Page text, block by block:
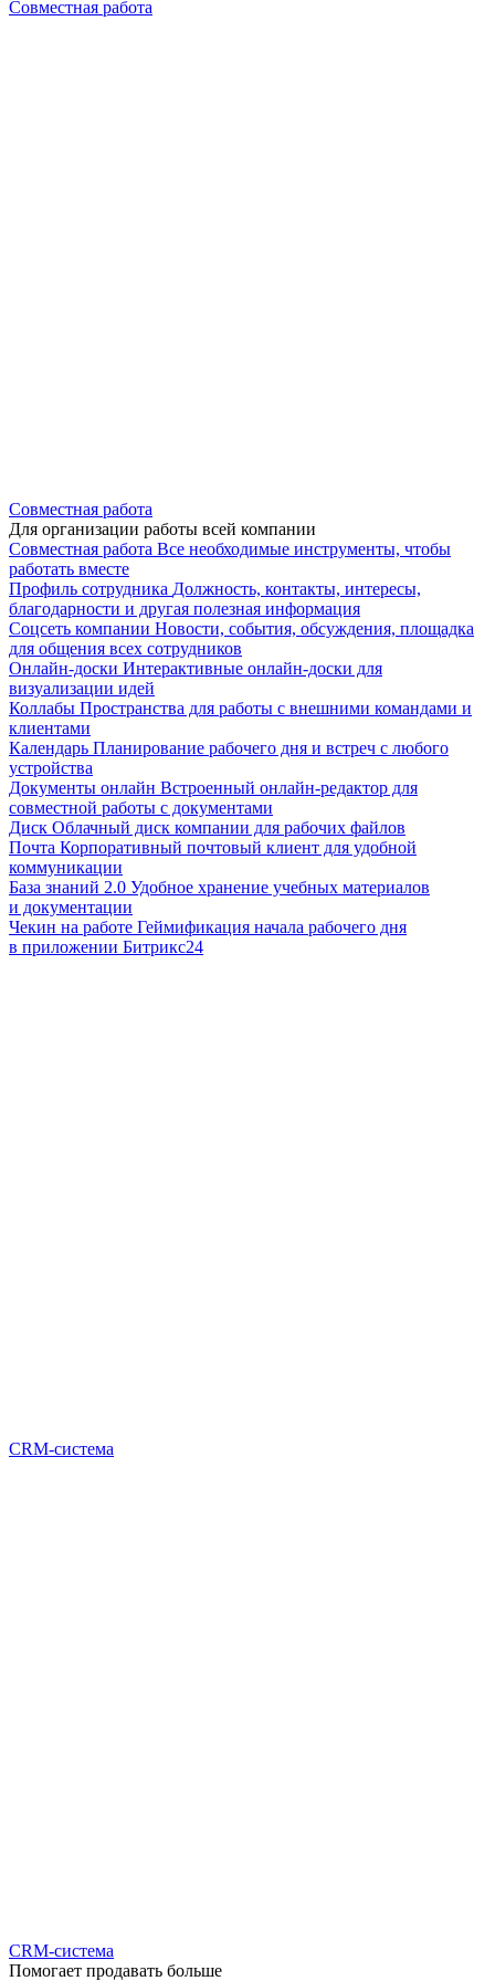
Совместная работа
Совместная работа
Для организации работы всей компании
Совместная работа Все необходимые инструменты, чтобы
работать вместе
Профиль сотрудника Должность, контакты, интересы,
благодарности и другая полезная информация
Соцсеть компании Новости, события, обсуждения, площадка
для общения всех сотрудников
Онлайн-доски Интерактивные онлайн-доски для
визуализации идей
Коллабы Пространства для работы с внешними командами и
клиентами
Календарь Планирование рабочего дня и встреч с любого
устройства
Документы онлайн Встроенный онлайн-редактор для
совместной работы с документами
Диск Облачный диск компании для рабочих файлов
Почта Корпоративный почтовый клиент для удобной
коммуникации
База знаний 2.0 Удобное хранение учебных материалов
и документации
Чекин на работе Геймификация начала рабочего дня
в приложении Битрикс24
CRM-система
CRM-система
Помогает продавать больше